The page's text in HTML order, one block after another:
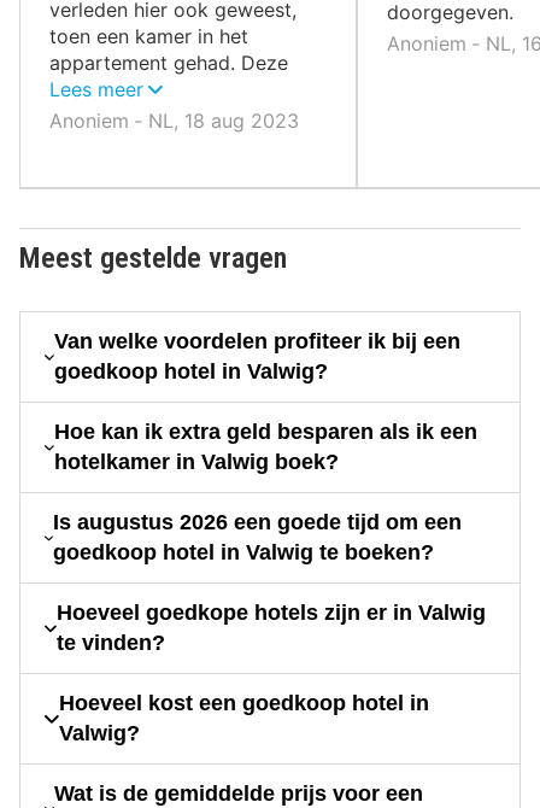
verleden hier ook geweest,
toen een kamer in het
appartement gehad. Deze
was ruimer.
Lees meer
Anoniem ‐ NL, 18 aug 2023
doorgegeven.
Anoniem ‐ NL,
Meest gestelde vragen
Van welke voordelen profiteer ik bij een
goedkoop hotel in Valwig?
Hoe kan ik extra geld besparen als ik een
hotelkamer in Valwig boek?
Is augustus 2026 een goede tijd om een
goedkoop hotel in Valwig te boeken?
Hoeveel goedkope hotels zijn er in Valwig
te vinden?
Hoeveel kost een goedkoop hotel in
Valwig?
Wat is de gemiddelde prijs voor een